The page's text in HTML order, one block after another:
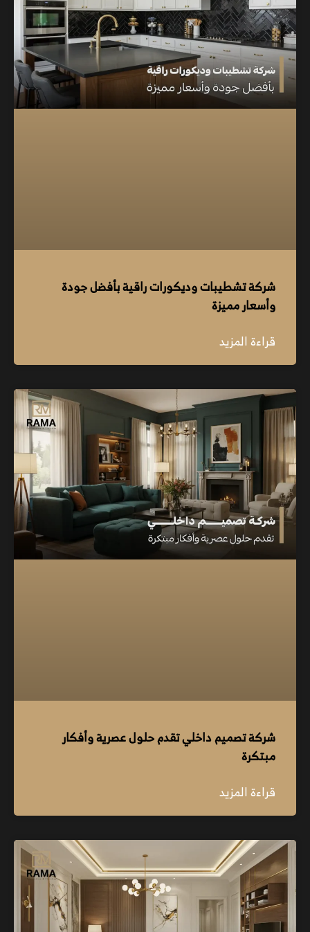
شركة تشطيبات وديكورات راقية بأفضل جودة
وأسعار مميزة
قراءة المزيد
شركة تصميم داخلي تقدم حلول عصرية وأفكار
مبتكرة
قراءة المزيد